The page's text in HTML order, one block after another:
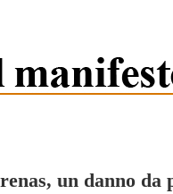
un danno da